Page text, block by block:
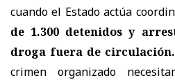
cuando el Estado actúa
de 1.300 detenidos y
droga fuera de circulación.
crimen organizado